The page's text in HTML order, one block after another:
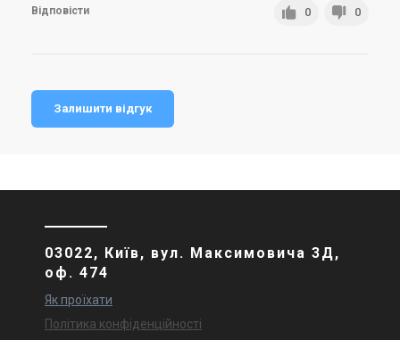
Відповісти 0 0
Залишити відгук
03022, Київ, вул. Максимовича 3Д,
оф. 474
Як проїхати
Політика конфіденційності